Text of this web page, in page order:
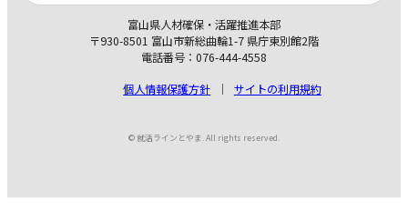
富山県人材確保・活躍推進本部
〒930-8501 富山市新総曲輪1-7 県庁東別館2階
電話番号：076-444-4558
個人情報保護方針
サイトの利用規約
© 就活ラインとやま. All rights reserved.